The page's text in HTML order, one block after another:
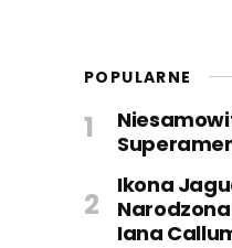
POPULARNE
Ikona
Narodzona
Iana